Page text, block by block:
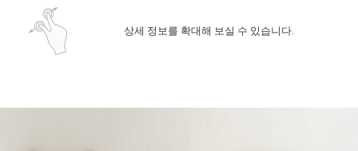
상세 정보를 확대해 보실 수 있습니다.